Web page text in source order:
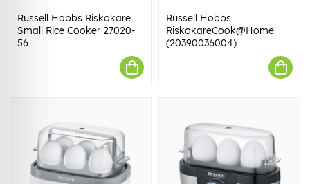
Russell Hobbs Riskokare
Small Rice Cooker 27020-
56
Russell Hobbs
RiskokareCook@Home
(20390036004)